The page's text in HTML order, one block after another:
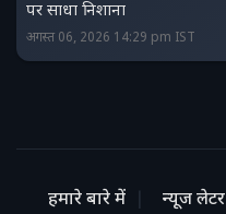
पर साधा निशाना
अगस्त 06, 2026 14:29 pm IST
हमारे बारे में न्यूज लेटर